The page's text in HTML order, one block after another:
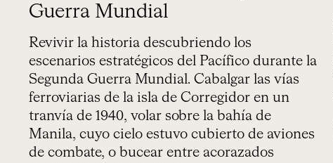
Guerra Mundial
Revivir la historia descubriendo los
escenarios estratégicos del Pacífico durante la
Segunda Guerra Mundial. Cabalgar las vías
ferroviarias de la isla de Corregidor en un
tranvía de 1940, volar sobre la bahía de
Manila, cuyo cielo estuvo cubierto de aviones
de combate, o bucear entre acorazados